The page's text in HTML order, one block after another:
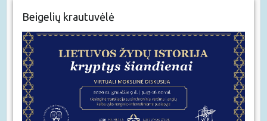
Beigelių krautuvėlė